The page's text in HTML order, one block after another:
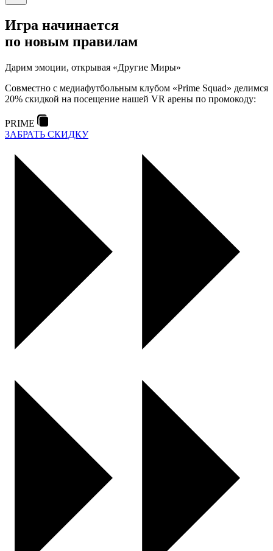
Игра начинается
по новым правилам
Дарим эмоции, открывая «Другие Миры»
Совместно с медиафутбольным клубом «Prime Squad» делимся
20% скидкой на посещение нашей VR арены по промокоду:
PRIME
ЗАБРАТЬ СКИДКУ